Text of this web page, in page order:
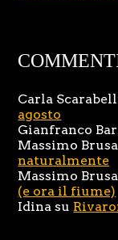
Carla
agosto
Gianfranco
Massimo
naturalmente
Massimo
(e ora il fiume)
Idina su